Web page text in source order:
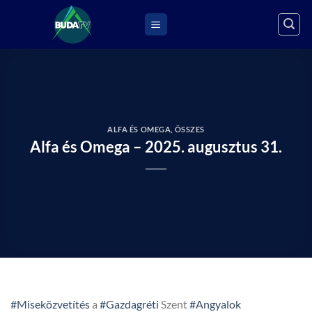
ALFA ÉS OMEGA ÖSSZES
Alfa és Omega – 2025. augusztus 31.
#Miseközvetítésa #Gazdagréti Szent#Angyalok